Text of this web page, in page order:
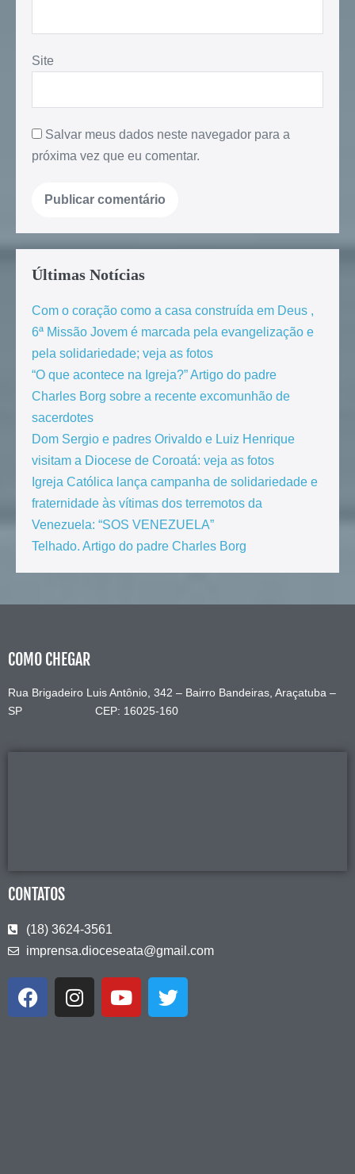
Site
Salvar meus dados neste navegador para a
próxima vez que eu comentar.
Últimas Notícias
Com o coração como a casa construída em Deus ,
6ª Missão Jovem é marcada pela evangelização e
pela solidariedade; veja as fotos
“O que acontece na Igreja?” Artigo do padre
Charles Borg sobre a recente excomunhão de
sacerdotes
Dom Sergio e padres Orivaldo e Luiz Henrique
visitam a Diocese de Coroatá: veja as fotos
Igreja Católica lança campanha de solidariedade e
fraternidade às vítimas dos terremotos da
Venezuela: “SOS VENEZUELA”
Telhado. Artigo do padre Charles Borg
COMO CHEGAR
Rua Brigadeiro Luis Antônio, 342 – Bairro Bandeiras, Araçatuba –
SP CEP: 16025-160
CONTATOS
(18) 3624-3561
imprensa.dioceseata@gmail.com